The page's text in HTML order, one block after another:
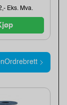
Eks. Mva.